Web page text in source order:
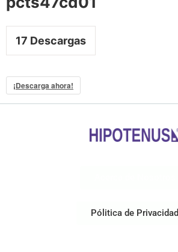
17 Descargas
¡Descarga ahora!
Pólitica de Privacidad